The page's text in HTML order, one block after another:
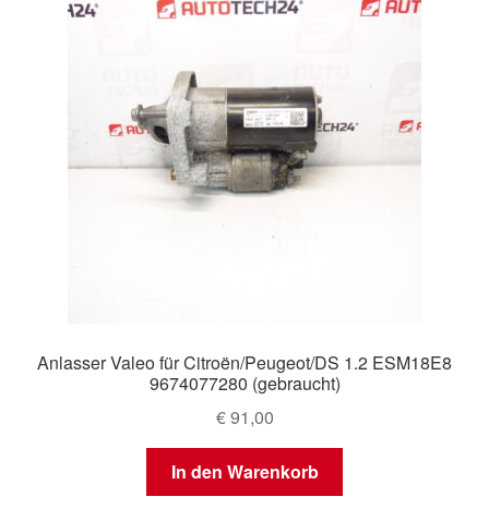
Anlasser Valeo für Citroën/Peugeot/DS 1.2 ESM18E8
9674077280 (gebraucht)
€91,00
In den Warenkorb